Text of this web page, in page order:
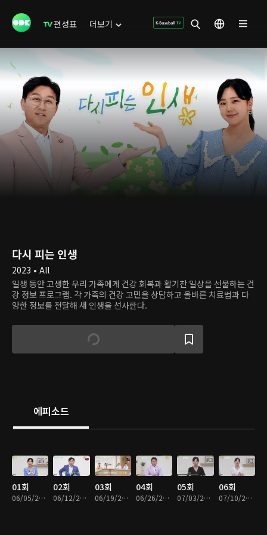
편성표 더보기
다시 피는 인생
2023 • All
일생 동안 고생한 우리 가족에게 건강 회복과 활기찬 일상을 선물하는 건
강 정보 프로그램. 각 가족의 건강 고민을 상담하고 올바른 치료법과 다
양한 정보를 전달해 새 인생을 선사한다.
에피소드
01회
06/05/2023 • 46분
02회
06/12/2023 • 46분
03회
06/19/2023 • 46분
04회
06/26/2023 • 47분
05회
07/03/2023 • 48분
06회
07/10/2023 • 48분